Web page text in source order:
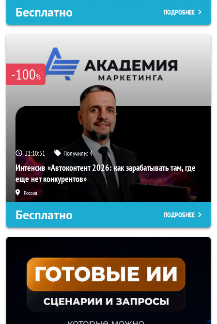
Бесплатно ПОДРОБНЕЕ
-100%
21:10:50 Получили:4
Интенсив «Автоконтент 2026: как зарабатывать там, где
еще нет конкурентов»
Россия
Бесплатно ПОДРОБНЕЕ